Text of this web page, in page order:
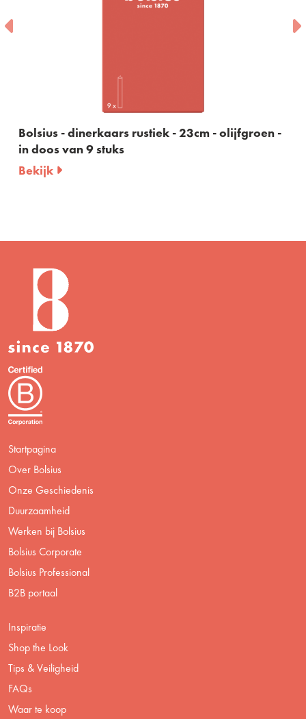
Bolsius - dinerkaars rustiek - 23cm - olijfgroen -
in doos van 9 stuks
Bekijk
Startpagina
Over Bolsius
Onze Geschiedenis
Duurzaamheid
Werken bij Bolsius
Bolsius Corporate
Bolsius Professional
B2B portaal
Inspiratie
Shop the Look
Tips & Veiligheid
FAQs
Waar te koop